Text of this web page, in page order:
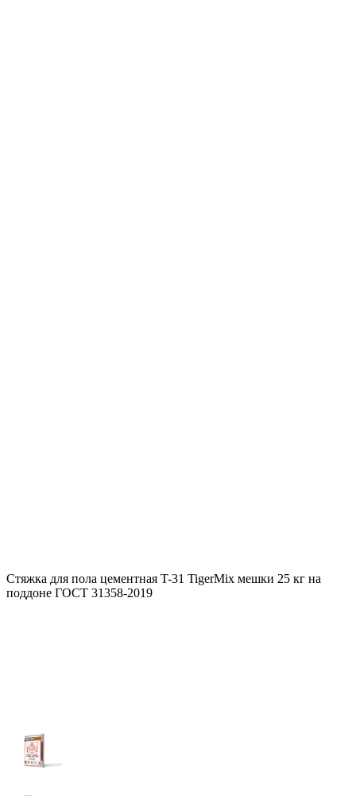
Стяжка для пола цементная T-31 TigerMix мешки 25 кг на
поддоне ГОСТ 31358-2019